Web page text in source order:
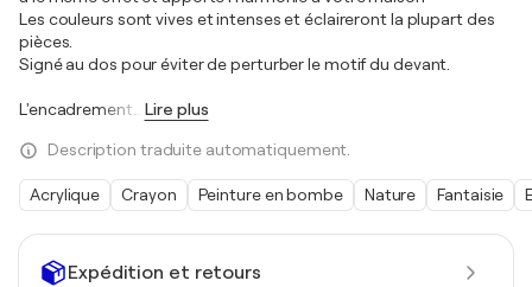
Expédition et retours
Les couleurs sont vives et intenses et éclaireront la plupart des
pièces.
Signé au dos pour éviter de perturber le motif du devant.
L'encadrement… Lire plus
Description traduite automatiquement.
Acrylique Crayon Peinture en bombe Nature Fantaisie